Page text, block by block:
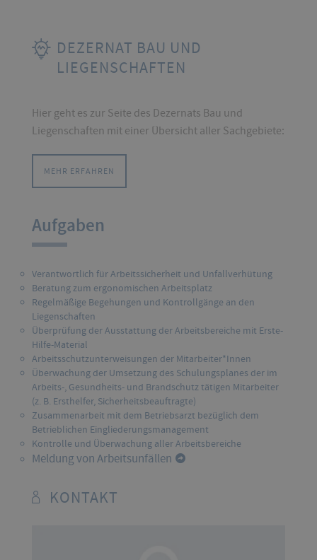
DEZERNAT BAU UND
LIEGENSCHAFTEN
Hier geht es zur Seite des Dezernats Bau und
Liegenschaften mit einer Übersicht aller Sachgebiete:
MEHR ERFAHREN
Aufgaben
Verantwortlich für Arbeitssicherheit und Unfallverhütung
Beratung zum ergonomischen Arbeitsplatz
Regelmäßige Begehungen und Kontrollgänge an den
Liegenschaften
Überprüfung der Ausstattung der Arbeitsbereiche mit Erste-
Hilfe-Material
Arbeitsschutzunterweisungen der Mitarbeiter*Innen
Überwachung der Umsetzung des Schulungsplanes der im
Arbeits-, Gesundheits- und Brandschutz tätigen Mitarbeiter
(z. B. Ersthelfer, Sicherheitsbeauftragte)
Zusammenarbeit mit dem Betriebsarzt bezüglich dem
Betrieblichen Eingliederungsmanagement
Kontrolle und Überwachung aller Arbeitsbereiche
Meldung von Arbeitsunfällen
KONTAKT